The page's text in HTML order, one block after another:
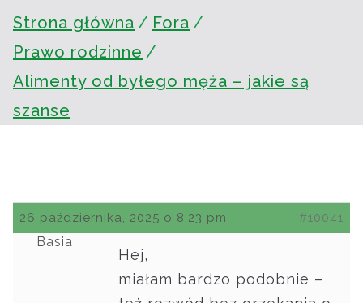
Strona główna
Fora
Prawo rodzinne
Alimenty od byłego męża – jakie są
szanse
26 października, 2025 o 8:23 pm #10041
Basia
Hej,
miałam bardzo podobnie –